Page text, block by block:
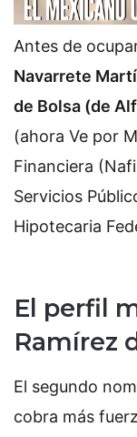
Antes de
Navarrete
de Bolsa (de
(ahora Ve por
Financiera
Servicios
Hipotecaria
El perfil
Ramírez
El segundo
cobra más